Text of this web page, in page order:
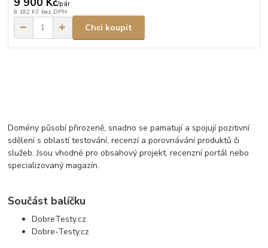
/pár
8 182 Kč bez DPH
Chci koupit
Domény působí přirozeně, snadno se pamatují a spojují pozitivní
sdělení s oblastí testování, recenzí a porovnávání produktů či
služeb. Jsou vhodné pro obsahový projekt, recenzní portál nebo
specializovaný magazín.
Součást balíčku
DobreTesty.cz
Dobre-Testy.cz